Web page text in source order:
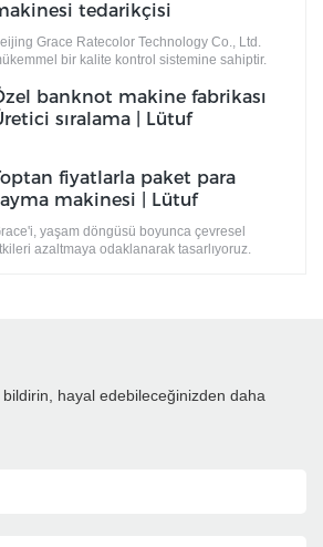
karşılamakla kalmaz, aynı zamanda
pazar taleplerini de karşılar.
tedarikçisi
Grace Ratecolor Technology Co., Ltd.
bir kalite kontrol sistemine sahiptir.
banknot makine fabrikası
sıralama | Lütuf
fiyatlarla paket para
makinesi | Lütuf
yaşam döngüsü boyunca çevresel
azaltmaya odaklanarak tasarlıyoruz.
hayal edebileceğinizden daha